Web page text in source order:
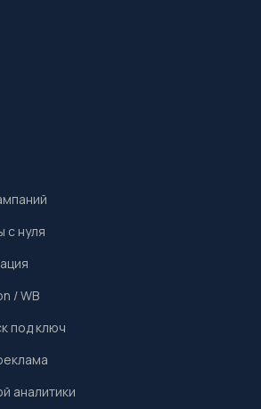
с нуля
/ WB
под ключ
аналитики